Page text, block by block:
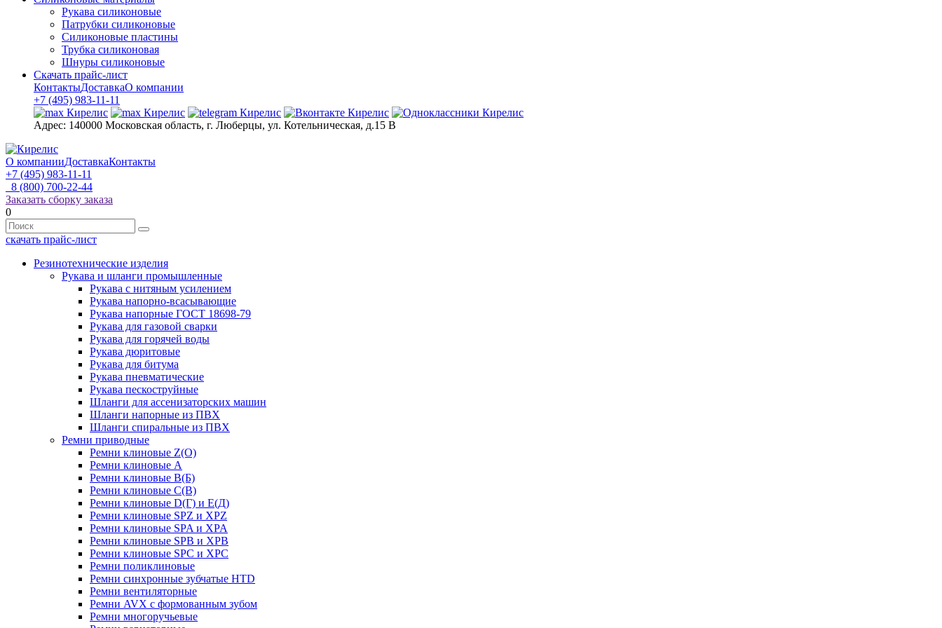
Рукава силиконовые
Патрубки силиконовые
Силиконовые пластины
Трубка силиконовая
Шнуры силиконовые
Скачать прайс-лист
КонтактыДоставкаО компании
+7 (495) 983-11-11
Адрес: 140000 Московская область, г. Люберцы, ул. Котельническая, д.15 В
О компанииДоставкаКонтакты
+7 (495) 983-11-11
8 (800) 700-22-44
Заказать сборку заказа
0
скачать прайс-лист
Резинотехнические изделия
Рукава и шланги промышленные
Рукава с нитяным усилением
Рукава напорно-всасывающие
Рукава напорные ГОСТ 18698-79
Рукава для газовой сварки
Рукава для горячей воды
Рукава дюритовые
Рукава для битума
Рукава пневматические
Рукава пескоструйные
Шланги для ассенизаторских машин
Шланги напорные из ПВХ
Шланги спиральные из ПВХ
Ремни приводные
Ремни клиновые Z(О)
Ремни клиновые А
Ремни клиновые В(Б)
Ремни клиновые С(В)
Ремни клиновые D(Г) и Е(Д)
Ремни клиновые SPZ и XPZ
Ремни клиновые SPA и XPA
Ремни клиновые SPB и XPB
Ремни клиновые SPC и XPC
Ремни поликлиновые
Ремни синхронные зубчатые HTD
Ремни вентиляторные
Ремни AVX с формованным зубом
Ремни многоручьевые